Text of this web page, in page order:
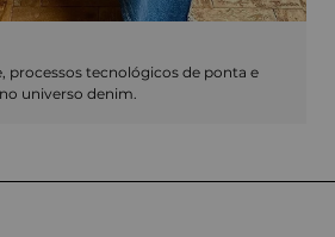
processos tecnológicos de ponta e
universo denim.